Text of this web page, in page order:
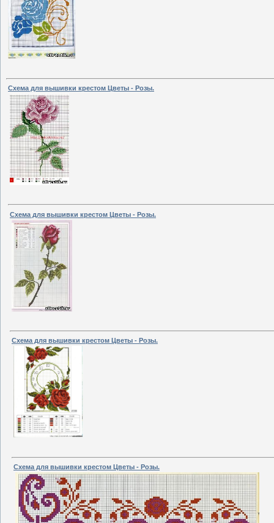
Схема для вышивки крестом Цветы - Розы.
Схема для вышивки крестом Цветы - Розы.
Схема для вышивки крестом Цветы - Розы.
Схема для вышивки крестом Цветы - Розы.